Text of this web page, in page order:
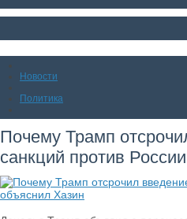
Новости
Политика
Почему Трамп
санкций против